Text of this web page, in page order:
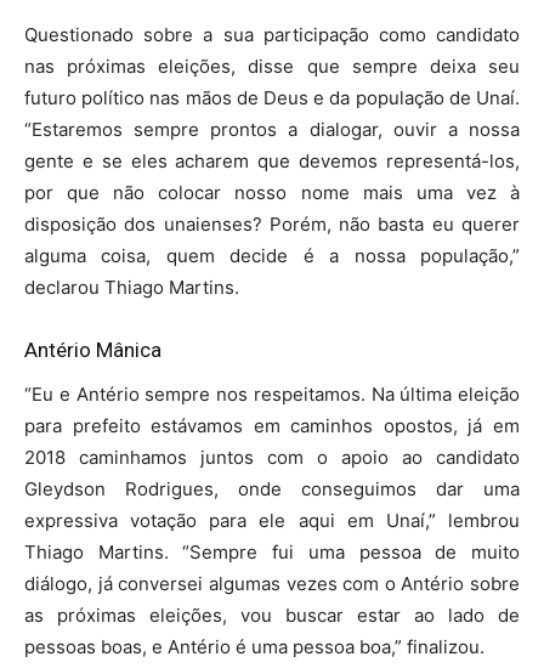
Questionado sobre a sua participação como candidato
nas próximas eleições, disse que sempre deixa seu
futuro político nas mãos de Deus e da população de Unaí.
“Estaremos sempre prontos a dialogar, ouvir a nossa
gente e se eles acharem que devemos representá-los,
por que não colocar nosso nome mais uma vez à
disposição dos unaienses? Porém, não basta eu querer
alguma coisa, quem decide é a nossa população,”
declarou Thiago Martins.
Antério Mânica
“Eu e Antério sempre nos respeitamos. Na última eleição
para prefeito estávamos em caminhos opostos, já em
2018 caminhamos juntos com o apoio ao candidato
Gleydson Rodrigues, onde conseguimos dar uma
expressiva votação para ele aqui em Unaí,” lembrou
Thiago Martins. “Sempre fui uma pessoa de muito
diálogo, já conversei algumas vezes com o Antério sobre
as próximas eleições, vou buscar estar ao lado de
pessoas boas, e Antério é uma pessoa boa,” finalizou.